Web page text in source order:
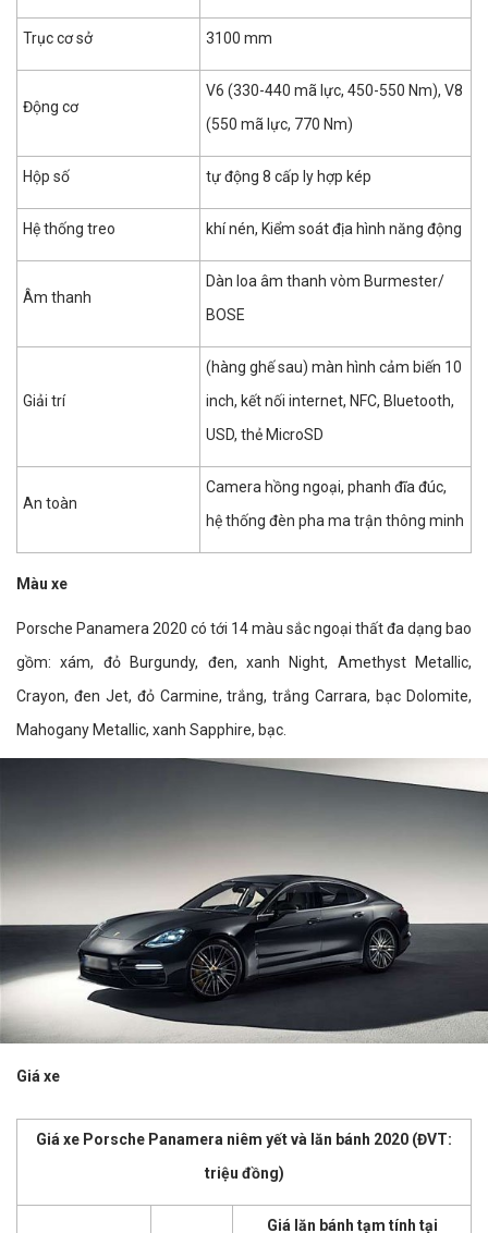
Trục cơ sở 3100 mm
Động cơ
V6 (330-440 mã lực, 450-550 Nm), V8
(550 mã lực, 770 Nm)
Hộp số tự động 8 cấp ly hợp kép
Hệ thống treo khí nén, Kiểm soát địa hình năng động
Âm thanh
Dàn loa âm thanh vòm Burmester/
BOSE
Giải trí
(hàng ghế sau) màn hình cảm biến 10
inch, kết nối internet, NFC, Bluetooth,
USD, thẻ MicroSD
An toàn
Camera hồng ngoại, phanh đĩa đúc,
hệ thống đèn pha ma trận thông minh
Màu xe
Porsche Panamera 2020 có tới 14 màu sắc ngoại thất đa dạng bao
gồm: xám, đỏ Burgundy, đen, xanh Night, Amethyst Metallic,
Crayon, đen Jet, đỏ Carmine, trắng, trắng Carrara, bạc Dolomite,
Mahogany Metallic, xanh Sapphire, bạc.
Giá xe
Giá xe Porsche Panamera niêm yết và lăn bánh 2020 (ĐVT:
triệu đồng)
Giá lăn bánh tạm tính tại